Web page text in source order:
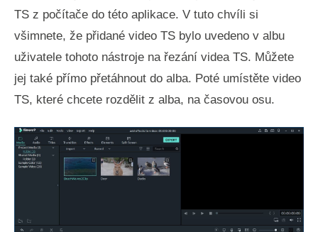
TS z počítače do této aplikace. V tuto chvíli si
všimnete, že přidané video TS bylo uvedeno v albu
uživatele tohoto nástroje na řezání videa TS. Můžete
jej také přímo přetáhnout do alba. Poté umístěte video
TS, které chcete rozdělit z alba, na časovou osu.